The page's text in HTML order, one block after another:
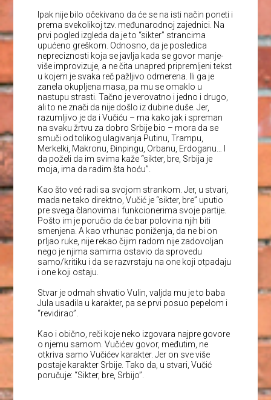
Ipak nije bilo očekivano da će se na isti način poneti i
prema svekolikoj tzv. međunarodnoj zajednici. Na
prvi pogled izgleda da je to “sikter” strancima
upućeno greškom. Odnosno, da je posledica
nepreciznosti koja se javlja kada se govor manje-
više improvizuje, a ne čita unapred pripremljeni tekst
u kojem je svaka reč pažljivo odmerena. Ili ga je
zanela okupljena masa, pa mu se omaklo u
nastupu strasti. Tačno je verovatno i jedno i drugo,
ali to ne znači da nije došlo iz dubine duše. Jer,
razumljivo je da i Vučiću – ma kako jak i spreman
na svaku žrtvu za dobro Srbije bio – mora da se
smuči od tolikog ulagivanja Putinu, Trampu,
Merkelki, Makronu, Đinpingu, Orbanu, Erdoganu… I
da poželi da im svima kaže “sikter, bre, Srbija je
moja, ima da radim šta hoću”.
Kao što već radi sa svojom strankom. Jer, u stvari,
mada ne tako direktno, Vučić je “sikter, bre” uputio
pre svega članovima i funkcionerima svoje partije.
Pošto im je poručio da će bar polovina njih biti
smenjena. A kao vrhunac poniženja, da ne bi on
prljao ruke, nije rekao čijim radom nije zadovoljan
nego je njima samima ostavio da sprovedu
samo/kritiku i da se razvrstaju na one koji otpadaju
i one koji ostaju.
Stvar je odmah shvatio Vulin, valjda mu je to baba
Jula usadila u karakter, pa se prvi posuo pepelom i
“revidirao”.
Kao i obično, reči koje neko izgovara najpre govore
o njemu samom. Vučićev govor, međutim, ne
otkriva samo Vučićev karakter. Jer on sve više
postaje karakter Srbije. Tako da, u stvari, Vučić
poručuje: “Sikter, bre, Srbijo”.